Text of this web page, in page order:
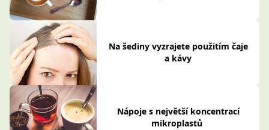
Na šediny vyzrajete použitím čaje
a kávy
Nápoje s největší koncentrací
mikroplastů